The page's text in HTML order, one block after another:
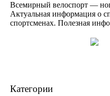
Всемирный велоспорт —
Актуальная информация о
спортсменах. Полезная
Категории